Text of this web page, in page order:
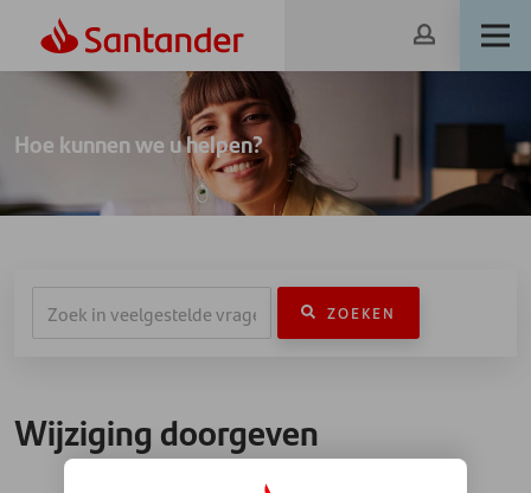
Hoe kunnen we u helpen?
ZOEKEN
Wijziging doorgeven